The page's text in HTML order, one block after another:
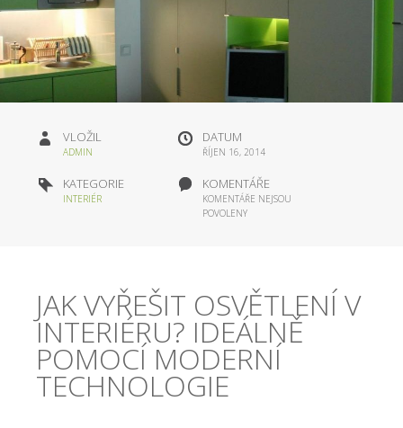
VLOŽIL
ADMIN
DATUM
ŘÍJEN 16, 2014
KATEGORIE
INTERIÉR
KOMENTÁŘE
KOMENTÁŘE NEJSOU
POVOLENY
JAK VYŘEŠIT OSVĚTLENÍ V
INTERIÉRU? IDEÁLNĚ
POMOCÍ MODERNÍ
TECHNOLOGIE